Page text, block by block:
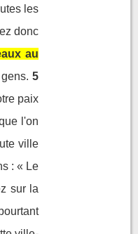
les
donc
au
5
paix
l'on
ville
: « Le
sur la